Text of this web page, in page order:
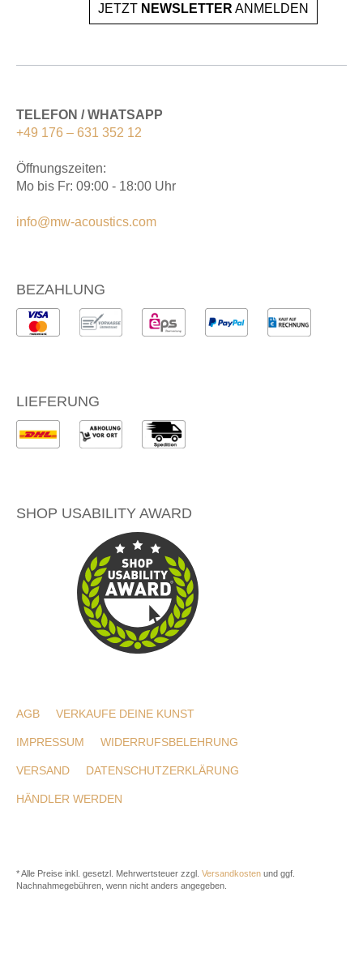
JETZT NEWSLETTER ANMELDEN
TELEFON / WHATSAPP
+49 176 – 631 352 12
Öffnungszeiten:
Mo bis Fr: 09:00 - 18:00 Uhr
info@mw-acoustics.com
BEZAHLUNG
LIEFERUNG
SHOP USABILITY AWARD
AGB VERKAUFE DEINE KUNST
IMPRESSUM WIDERRUFSBELEHRUNG
VERSAND DATENSCHUTZERKLÄRUNG
HÄNDLER WERDEN
* Alle Preise inkl. gesetzl. Mehrwertsteuer zzgl. Versandkosten und ggf.
Nachnahmegebühren, wenn nicht anders angegeben.